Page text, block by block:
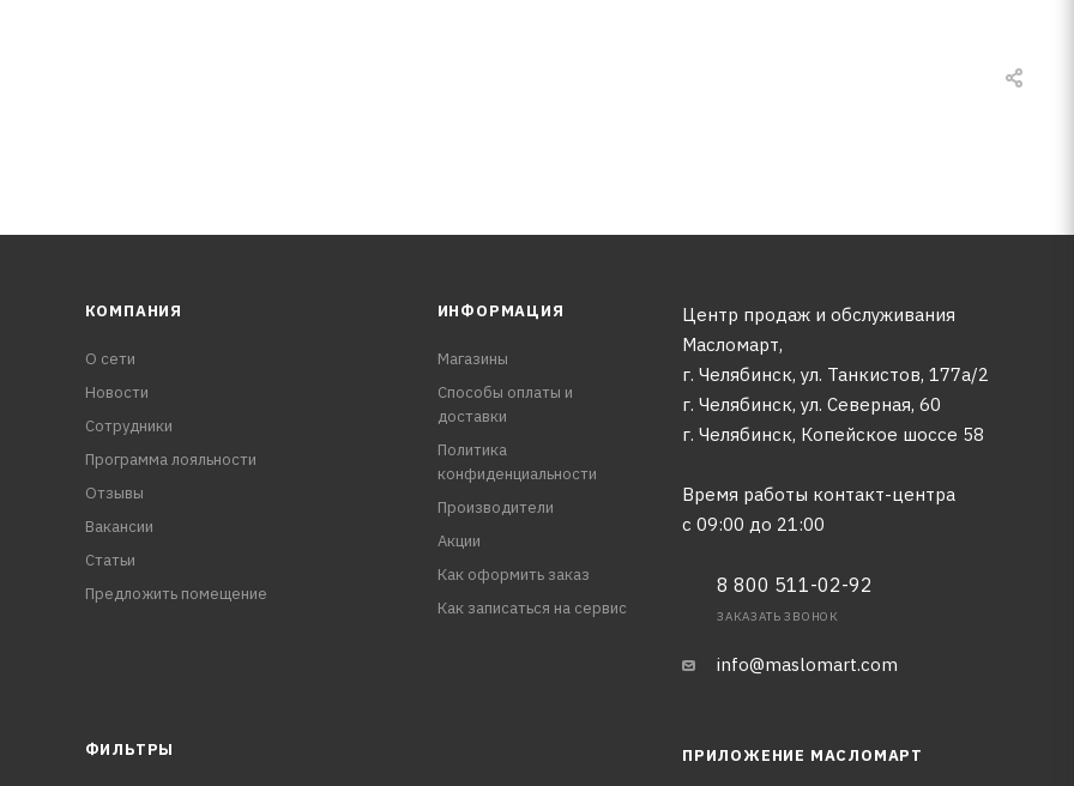
КОМПАНИЯ
О сети
Новости
Сотрудники
Программа лояльности
Отзывы
Вакансии
Статьи
Предложить помещение
ИНФОРМАЦИЯ
Магазины
Способы оплаты и
доставки
Политика
конфиденциальности
Производители
Акции
Как оформить заказ
Как записаться на сервис
Центр продаж и обслуживания
Масломарт,
г. Челябинск, ул. Танкистов, 177а/2
г. Челябинск, ул. Северная, 60
г. Челябинск, Копейское шоссе 58
Время работы контакт-центра
с 09:00 до 21:00
8 800 511-02-92
ЗАКАЗАТЬ ЗВОНОК
info@maslomart.com
ФИЛЬТРЫ ПРИЛОЖЕНИЕ МАСЛОМАРТ